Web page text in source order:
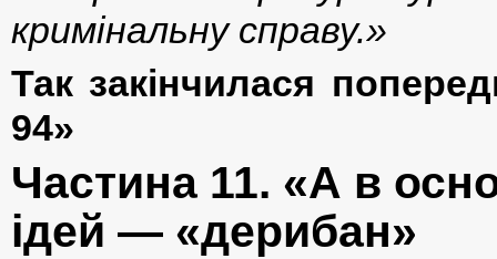
кримінальну справу.»
Так закінчилася
94»
Частина 11. «А в
ідей — «дерибан»